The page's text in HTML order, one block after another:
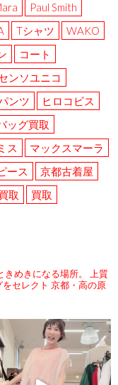
Paul Smith
Tシャツ
WAKO
コート
ンソユニコ
ンツ
ヒロコビス
ッグ買取
ス
マックスマーラ
ース
京都古着屋
取
買取
きめきになる場所。
上質
セレクト 京都・高の原